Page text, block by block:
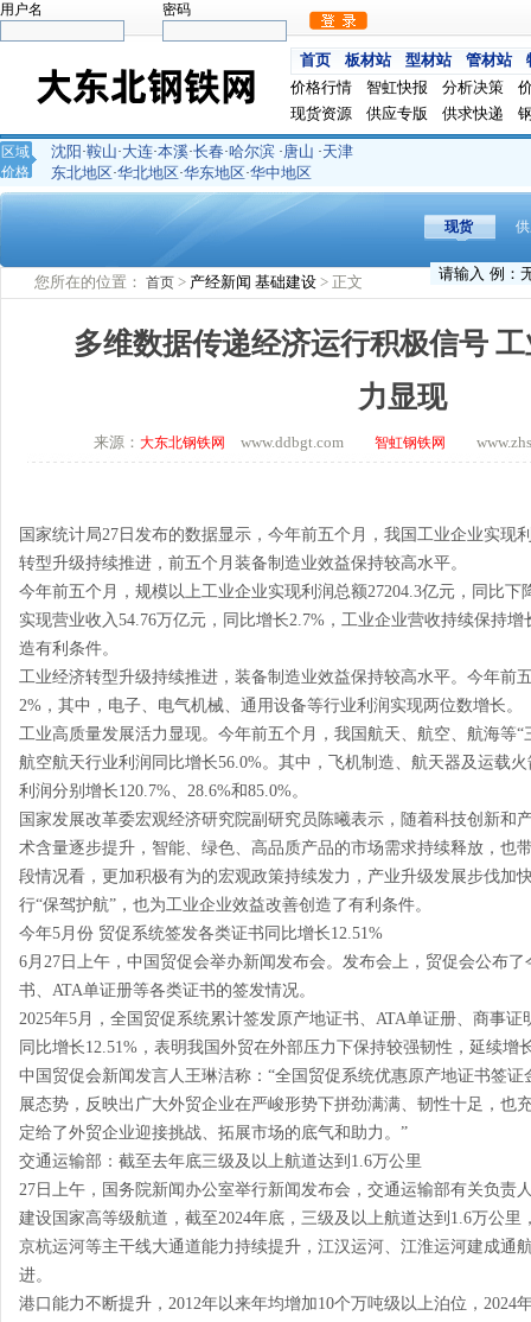
用户名 密码
首页 板材站 型材站 管材站
价格行情
智虹快报 分析决策
现货资源
供应专版 供求快递
区域
价格
沈阳 ·鞍山·大连·本溪·长春·哈尔滨 ·唐山 ·天津
东北地区·华北地区·华东地区·华中地区
现货
您所在的位置： 首页 > 产经新闻 基础建设 > 正文
多维数据传递经济运行积极信号
力显现
来源： 大东北钢铁网 www.ddbgt.com 智虹钢铁网
国家统计局27日发布的数据显示，今年前五个月，我国工业企业实现
转型升级持续推进，前五个月装备制造业效益保持较高水平。
今年前五个月，规模以上工业企业实现利润总额27204.3亿元，同比下
实现营业收入54.76万亿元，同比增长2.7%，工业企业营收持续保持
造有利条件。
工业经济转型升级持续推进，装备制造业效益保持较高水平。今年前
2%，其中，电子、电气机械、通用设备等行业利润实现两位数增长。
工业高质量发展活力显现。今年前五个月，我国航天、航空、航海等
航空航天行业利润同比增长56.0%。其中，飞机制造、航天器及运载
利润分别增长120.7%、28.6%和85.0%。
国家发展改革委宏观经济研究院副研究员陈曦表示，随着科技创新和
术含量逐步提升，智能、绿色、高品质产品的市场需求持续释放，也
段情况看，更加积极有为的宏观政策持续发力，产业升级发展步伐加
行“保驾护航”，也为工业企业效益改善创造了有利条件。
今年5月份 贸促系统签发各类证书同比增长12.51%
6月27日上午，中国贸促会举办新闻发布会。发布会上，贸促会公布
书、ATA单证册等各类证书的签发情况。
2025年5月，全国贸促系统累计签发原产地证书、ATA单证册、商事
同比增长12.51%，表明我国外贸在外部压力下保持较强韧性，延续增
中国贸促会新闻发言人王琳洁称：“全国贸促系统优惠原产地证书签
展态势，反映出广大外贸企业在严峻形势下拼劲满满、韧性十足，也
定给了外贸企业迎接挑战、拓展市场的底气和助力。”
交通运输部：截至去年底三级及以上航道达到1.6万公里
27日上午，国务院新闻办公室举行新闻发布会，交通运输部有关负责
建设国家高等级航道，截至2024年底，三级及以上航道达到1.6万公里
京杭运河等主干线大通道能力持续提升，江汉运河、江淮运河建成通
进。
港口能力不断提升，2012年以来年均增加10个万吨级以上泊位，2024